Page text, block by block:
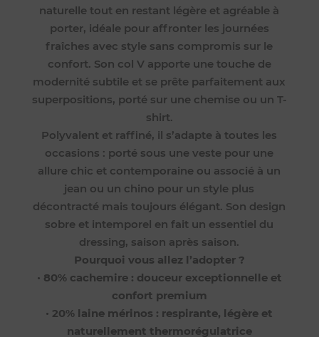
naturelle tout en restant légère et agréable à
porter, idéale pour affronter les journées
fraîches avec style sans compromis sur le
confort. Son col V apporte une touche de
modernité subtile et se prête parfaitement aux
superpositions, porté sur une chemise ou un T-
shirt.
Polyvalent et raffiné, il s’adapte à toutes les
occasions : porté sous une veste pour une
allure chic et contemporaine ou associé à un
jean ou un chino pour un style plus
décontracté mais toujours élégant. Son design
sobre et intemporel en fait un essentiel du
dressing, saison après saison.
Pourquoi vous allez l’adopter ?
• 80% cachemire : douceur exceptionnelle et
confort premium
• 20% laine mérinos : respirante, légère et
naturellement thermorégulatrice